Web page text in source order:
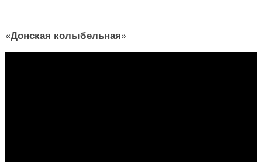
«Донская колыбельная»